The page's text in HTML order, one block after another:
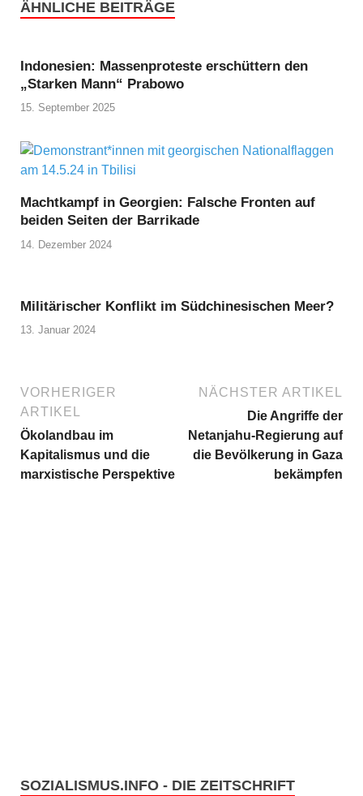
ÄHNLICHE BEITRÄGE
Indonesien: Massenproteste erschüttern den
„Starken Mann“ Prabowo
15. September 2025
Machtkampf in Georgien: Falsche Fronten auf
beiden Seiten der Barrikade
14. Dezember 2024
Militärischer Konflikt im Südchinesischen Meer?
13. Januar 2024
VORHERIGER
ARTIKEL
Ökolandbau im
Kapitalismus und die
marxistische Perspektive
NÄCHSTER ARTIKEL
Die Angriffe der
Netanjahu-Regierung auf
die Bevölkerung in Gaza
bekämpfen
SOZIALISMUS.INFO - DIE ZEITSCHRIFT